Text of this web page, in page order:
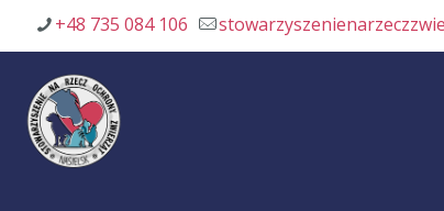
+48 735 084 106